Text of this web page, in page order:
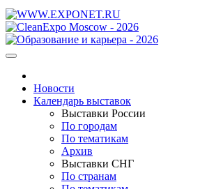
Новости
Календарь выставок
Выставки России
По городам
По тематикам
Архив
Выставки СНГ
По странам